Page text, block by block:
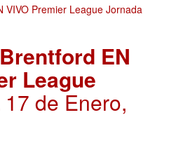
EN
League
17 de Enero,